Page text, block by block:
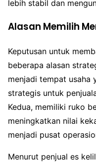
lebih stabil dan
Alasan Memilih
Keputusan untuk
beberapa alasan
menjadi tempat usaha
strategis untuk
Kedua, memiliki ruko
meningkatkan nilai
menjadi pusat
Menurut penjual es